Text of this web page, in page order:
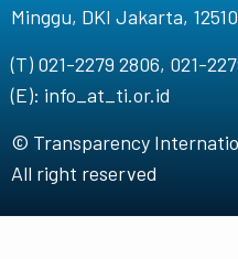
Minggu, DKI Jakarta, 12510
(T) 021-2279 2806, 021-
(E): info_at_ti.or.id
© Transparency
All right reserved